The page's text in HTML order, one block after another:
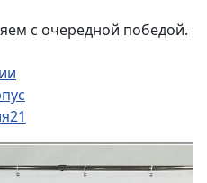
с очередной победой.